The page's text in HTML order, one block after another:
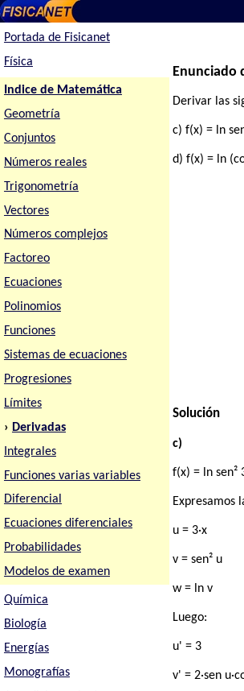
Portada de Fisicanet
Física
Indice de Matemática
Geometría
Conjuntos
Números reales
Trigonometría
Vectores
Números complejos
Factoreo
Ecuaciones
Polinomios
Funciones
Sistemas de ecuaciones
Progresiones
Límites
› Derivadas
Integrales
Funciones varias variables
Diferencial
Ecuaciones diferenciales
Probabilidades
Modelos de examen
Química
Biología
Energías
Monografías
Enunciado
Derivar las
c) f(x) = ln
d) f(x) = ln
Solución
c)
f(x) = ln sen²
Expresamos
u = 3·x
v = sen² u
w = ln v
Luego:
u' = 3
v' = 2·sen